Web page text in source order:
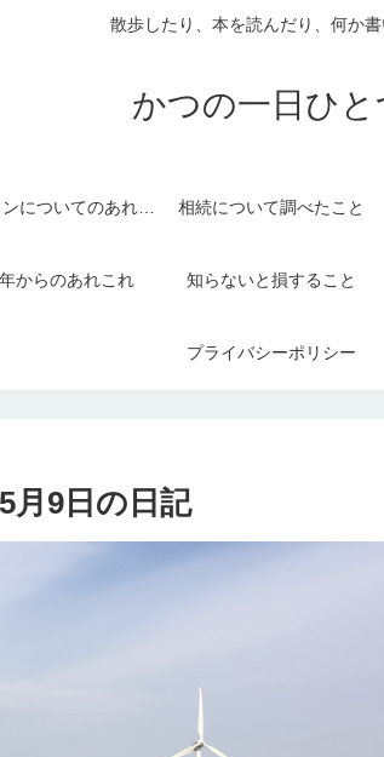
散歩したり、本を読んだり、何か書
かつの一日ひと
パソコンについてのあれこれ 相続について調べたこと
からのあれこれ 知らないと損すること
プライバシーポリシー
9日の日記